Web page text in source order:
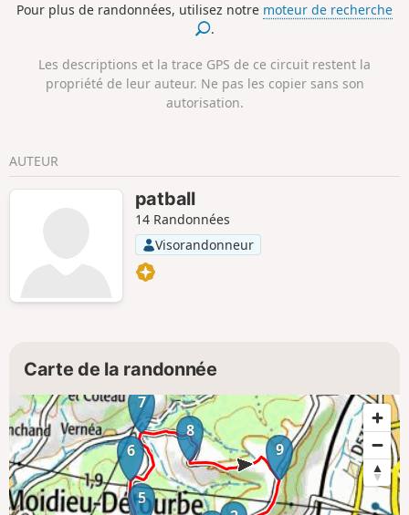
Vercors.
Pour plus de randonnées, utilisez notre moteur de recherche
.
Les descriptions et la trace GPS de ce circuit restent la
propriété de leur auteur. Ne pas les copier sans son
autorisation.
AUTEUR
patball
14 Randonnées
Visorandonneur
Carte de la randonnée
5
6
7
8
9